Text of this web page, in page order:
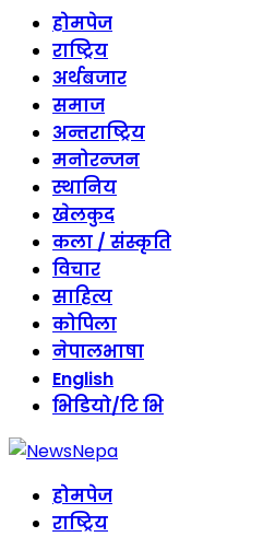
होमपेज
राष्ट्रिय
अर्थबजार
समाज
अन्तराष्ट्रिय
मनोरन्जन
स्थानिय
खेलकुद
कला / संस्कृति
विचार
साहित्य
कोपिला
नेपालभाषा
English
भिडियो/टि भि
होमपेज
राष्ट्रिय